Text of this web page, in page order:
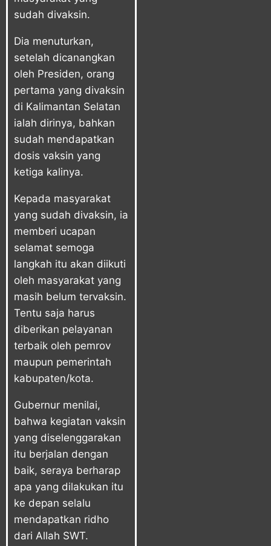
sudah divaksin.
Dia menuturkan,
setelah dicanangkan
oleh Presiden, orang
pertama yang divaksin
di Kalimantan Selatan
ialah dirinya, bahkan
sudah mendapatkan
dosis vaksin yang
ketiga kalinya.
Kepada masyarakat
yang sudah divaksin, ia
memberi ucapan
selamat semoga
langkah itu akan diikuti
oleh masyarakat yang
masih belum tervaksin.
Tentu saja harus
diberikan pelayanan
terbaik oleh pemrov
maupun pemerintah
kabupaten/kota.
Gubernur menilai,
bahwa kegiatan vaksin
yang diselenggarakan
itu berjalan dengan
baik, seraya berharap
apa yang dilakukan itu
ke depan selalu
mendapatkan ridho
dari Allah SWT.